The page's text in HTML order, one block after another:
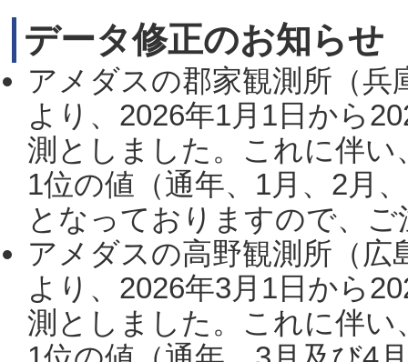
データ修正のお知らせ
アメダスの郡家観測所（
より、2026年1月1日から
測としました。これに伴い
1位の値（通年、1月、2月
となっておりますので、
アメダスの高野観測所（
より、2026年3月1日から
測としました。これに伴い